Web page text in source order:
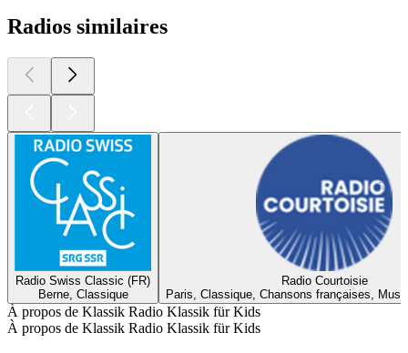
Radios similaires
Radio Swiss Classic (FR)
Berne, Classique
Radio Courtoisie
Paris, Classique, Chansons françaises,
À propos de Klassik Radio Klassik für Kids
À propos de Klassik Radio Klassik für Kids